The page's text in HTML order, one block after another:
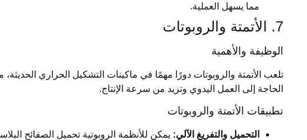
مما يسهل العملية.
7. الأتمتة والروبوتات
الوظيفة والأهمية
تلعب الأتمتة والروبوتات دورًا مهمًا في ماكينات التشكيل الحراري الحديثة،
الحاجة إلى العمل اليدوي وتزيد من سرعة الإنتاج.
تطبيقات الأتمتة والروبوتات
التحميل والتفريغ الآلي: يمكن للأنظمة الروبوتية تحميل الصفائح